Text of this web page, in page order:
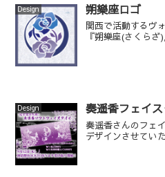
Design 朔樂座ロゴ
関西で活動するヴ
『朔樂座(さくらざ
Design 奏遥香フェイ
奏遥香さんのフェ
デザインさせてい